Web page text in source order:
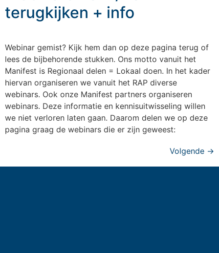
terugkijken + info
Webinar gemist? Kijk hem dan op deze pagina terug of
lees de bijbehorende stukken. Ons motto vanuit het
Manifest is Regionaal delen = Lokaal doen. In het kader
hiervan organiseren we vanuit het RAP diverse
webinars. Ook onze Manifest partners organiseren
webinars. Deze informatie en kennisuitwisseling willen
we niet verloren laten gaan. Daarom delen we op deze
pagina graag de webinars die er zijn geweest:
Volgende →